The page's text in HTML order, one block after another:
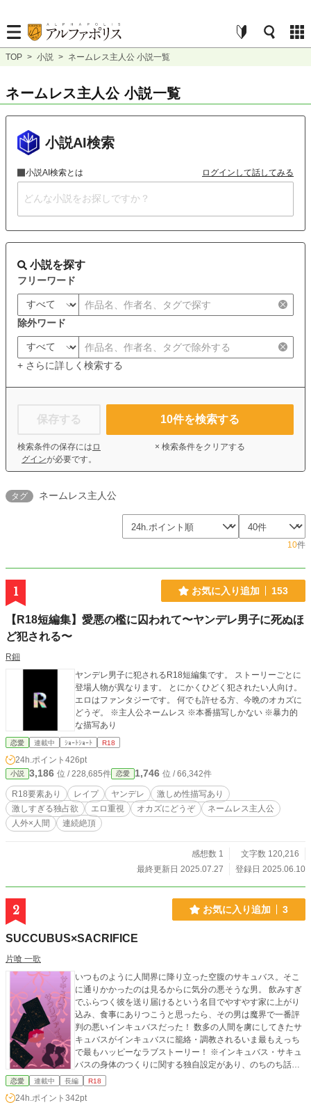
TOP > 小説 > ネームレス主人公 小説一覧
ネームレス主人公 小説一覧
小説AI検索
小説AI検索とは ログインして話してみる
小説を探す
フリーワード
除外ワード
+ さらに詳しく検索する
保存する
検索条件の保存には ロ
グインが必要です。
10件を検索する
× 検索条件をクリアする
タグ ネームレス主人公
10件
1 お気に入り追加 153
【R18短編集】愛悪の檻に囚われて〜ヤンデレ男子に死ぬほ
ど犯される〜
R鈿
ヤンデレ男子に犯されるR18短編集です。 ストーリーごとに
登場人物が異なります。 とにかくひどく犯されたい人向け。
エロはファンタジーです。 何でも許せる方、今晩のオカズに
どうぞ。 ※主人公ネームレス ※本番描写しかない ※暴力的
な描写あり
恋愛 連載中 ｼｮｰﾄｼｮｰﾄ R18
24h.ポイント 426pt
小説 3,186 位 / 228,685件 恋愛 1,746 位 / 66,342件
R18要素あり レイプ ヤンデレ
激しめ性描写あり
激しすぎる独占欲
エロ重視 オカズにどうぞ
ネームレス主人公
人外×人間
連続絶頂
感想数 1
文字数 120,216
最終更新日 2025.07.27
登録日 2025.06.10
2 お気に入り追加 3
SUCCUBUS×SACRIFICE
片喰 一歌
いつものように人間界に降り立った空腹のサキュバス。そこ
に通りかかったのは見るからに気分の悪そうな男。 飲みすぎ
でふらつく彼を送り届けるという名目でやすやす家に上がり
込み、食事にありつこうと思ったら、その男は魔界で一番評
判の悪いインキュバスだった！ 数多の人間を虜にしてきたサ
キュバスがインキュバスに籠絡・調教されるいま最もえっち
で最もハッピーなラブストーリー！ ※インキュバス・サキュ
バスの身体のつくりに関する独自設定があり、のちのち話の
内容にも絡んできます。 （ex.精巣と精嚢と子宮が人間の倍あ
恋愛 連載中 長編 R18
24h.ポイント 342pt